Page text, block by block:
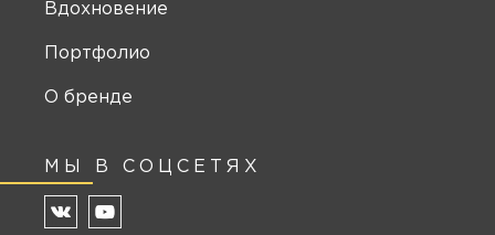
Вдохновение
Портфолио
О бренде
МЫ В СОЦСЕТЯХ